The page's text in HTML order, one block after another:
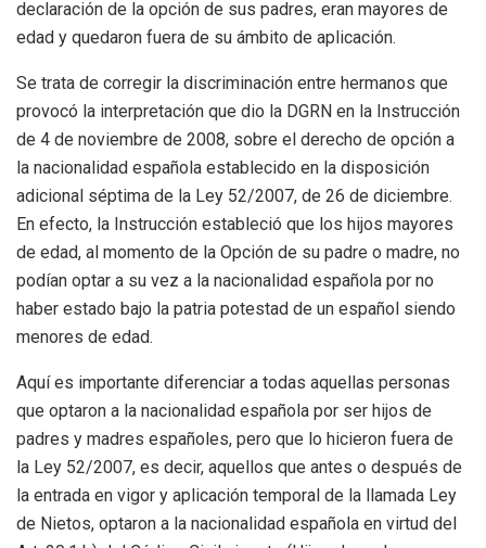
declaración de la opción de sus padres, eran mayores de
edad y quedaron fuera de su ámbito de aplicación.
Se trata de corregir la discriminación entre hermanos que
provocó la interpretación que dio la DGRN en la Instrucción
de 4 de noviembre de 2008, sobre el derecho de opción a
la nacionalidad española establecido en la disposición
adicional séptima de la Ley 52/2007, de 26 de diciembre.
En efecto, la Instrucción estableció que los hijos mayores
de edad, al momento de la Opción de su padre o madre, no
podían optar a su vez a la nacionalidad española por no
haber estado bajo la patria potestad de un español siendo
menores de edad.
Aquí es importante diferenciar a todas aquellas personas
que optaron a la nacionalidad española por ser hijos de
padres y madres españoles, pero que lo hicieron fuera de
la Ley 52/2007, es decir, aquellos que antes o después de
la entrada en vigor y aplicación temporal de la llamada Ley
de Nietos, optaron a la nacionalidad española en virtud del